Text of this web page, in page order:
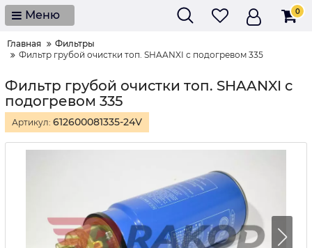
Меню 0
Главная
Фильтры
Фильтр грубой очистки топ. SHAANXI с подогревом 335
Фильтр грубой очистки топ. SHAANXI с
подогревом 335
Артикул: 612600081335-24V